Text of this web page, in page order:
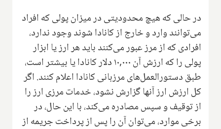
در حالی که هیچ محدودیتی در میزان پولی که افراد
می‌توانند وارد و خارج از کانادا شوند وجود ندارد،
افرادی که از مرز عبور می‌کنند باید هر ارز یا ابزار
پولی را که ارزش آن ۱۰,۰۰۰ دلار کانادا یا بیشتر است،
طبق دستورالعمل‌های مرزبانی کانادا اعلام کنند. اگر
کل ارزش ارز آنها گزارش نشود، خدمات مرزی ارز را
از توقیف و سپس مصادره می‌کند، با این حال، در
برخی موارد، می‌توان آن را پس از پرداخت جریمه از